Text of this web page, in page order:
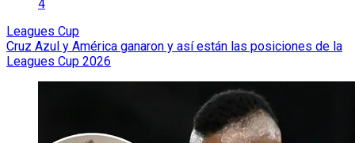
4
Leagues Cup
Cruz Azul y América ganaron y así están las posiciones de la
Leagues Cup 2026